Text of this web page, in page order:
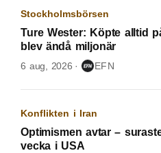
Stockholmsbörsen
Ture Wester: Köpte alltid
blev ändå miljonär
6 aug, 2026 EFN
Konflikten i Iran
Optimismen avtar –
vecka i USA